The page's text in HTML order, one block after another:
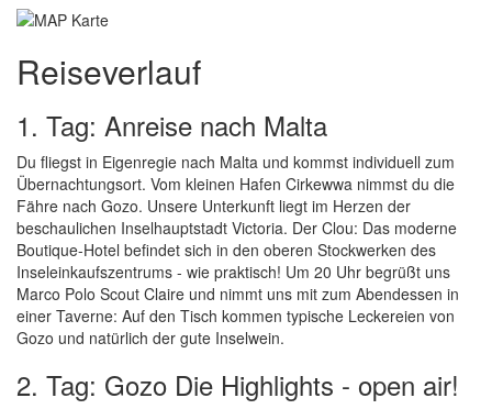
Reiseverlauf
1. Tag: Anreise nach Malta
Du fliegst in Eigenregie nach Malta und kommst individuell zum
Übernachtungsort. Vom kleinen Hafen Cirkewwa nimmst du die
Fähre nach Gozo. Unsere Unterkunft liegt im Herzen der
beschaulichen Inselhauptstadt Victoria. Der Clou: Das moderne
Boutique-Hotel befindet sich in den oberen Stockwerken des
Inseleinkaufszentrums - wie praktisch! Um 20 Uhr begrüßt uns
Marco Polo Scout Claire und nimmt uns mit zum Abendessen in
einer Taverne: Auf den Tisch kommen typische Leckereien von
Gozo und natürlich der gute Inselwein.
2. Tag: Gozo Die Highlights - open air!